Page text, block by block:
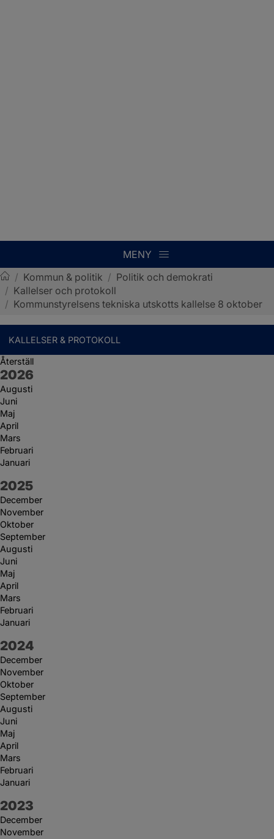
MENY
Sotenäs kommun
/ Kommun & politik / Politik och demokrati
/ Kallelser och protokoll
/ Kommunstyrelsens tekniska utskotts kallelse 8 oktober
KALLELSER & PROTOKOLL
Återställ
År:
2026
Augusti
Juni
Maj
April
Mars
Februari
Januari
År:
2025
December
November
Oktober
September
Augusti
Juni
Maj
April
Mars
Februari
Januari
År:
2024
December
November
Oktober
September
Augusti
Juni
Maj
April
Mars
Februari
Januari
År:
2023
December
November